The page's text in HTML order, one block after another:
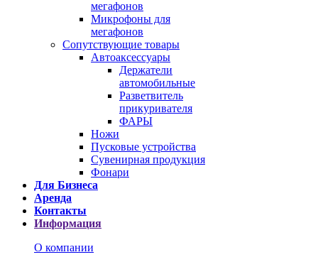
мегафонов
Микрофоны для
мегафонов
Сопутствующие товары
Автоаксессуары
Держатели
автомобильные
Разветвитель
прикуривателя
ФАРЫ
Ножи
Пусковые устройства
Сувенирная продукция
Фонари
Для Бизнеса
Аренда
Контакты
Информация
О компании